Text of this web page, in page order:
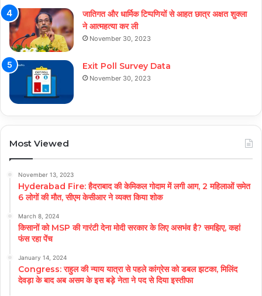
जातिगत और धार्मिक टिप्पणियों से आहत छात्र अक्षत शुक्ला
ने आत्महत्या कर ली
November 30, 2023
Exit Poll Survey Data
November 30, 2023
Most Viewed
November 13, 2023
Hyderabad Fire: हैदराबाद की केमिकल गोदाम में लगी आग, 2 महिलाओं समेत
6 लोगों की मौत, सीएम केसीआर ने व्यक्त किया शोक
March 8, 2024
किसानों को MSP की गारंटी देना मोदी सरकार के लिए असभंव है? समझिए, कहां
फंस रहा पेंच
January 14, 2024
Congress: राहुल की न्याय यात्रा से पहले कांग्रेस को डबल झटका, मिलिंद
देवड़ा के बाद अब असम के इस बड़े नेता ने पद से दिया इस्तीफा